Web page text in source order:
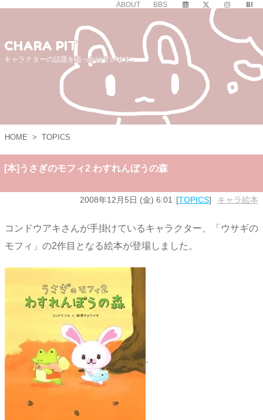
ABOUT BBS
CHARA PIT
キャラクターの話題を追っかけています。
HOME > TOPICS
[本]うさぎのモフィ2 わすれんぼうの森
2008年12月5日 (金) 6:01 TOPICS キャラ絵本
コンドウアキさんが手掛けているキャラクター、「ウサギの
モフィ」の2作目となる絵本が登場しました。